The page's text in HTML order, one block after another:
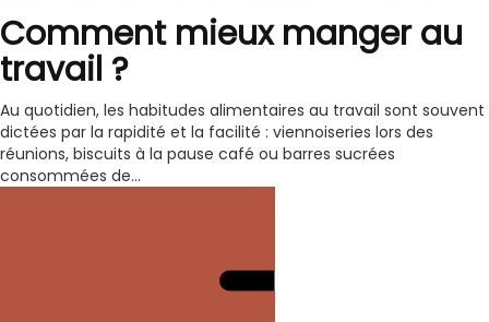
Comment mieux manger au
travail ?
Au quotidien, les habitudes alimentaires au travail sont souvent
dictées par la rapidité et la facilité : viennoiseries lors des
réunions, biscuits à la pause café ou barres sucrées
consommées de...